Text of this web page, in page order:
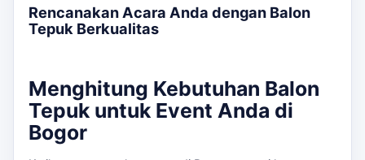
Rencanakan Acara Anda dengan Balon
Tepuk Berkualitas
Menghitung Kebutuhan Balon
Tepuk untuk Event Anda di
Bogor